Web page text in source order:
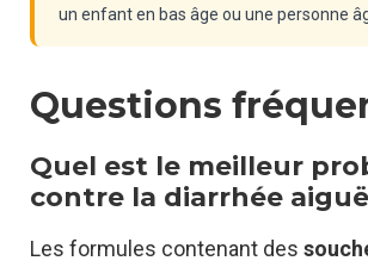
un enfant en bas âge ou une personne
Questions
Quel est le meilleur
contre la diarrhée
Les formules contenant des